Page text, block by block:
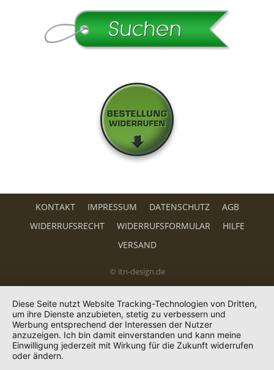
KONTAKT IMPRESSUM DATENSCHUTZ
AGB
WIDERRUFSRECHT
WIDERRUFSFORMULAR
HILFE
VERSAND
© itn-design.de
Diese Seite nutzt Website Tracking-Technologien von Dritten,
um ihre Dienste anzubieten, stetig zu verbessern und
Werbung entsprechend der Interessen der Nutzer
anzuzeigen. Ich bin damit einverstanden und kann meine
Einwilligung jederzeit mit Wirkung für die Zukunft widerrufen
oder ändern.